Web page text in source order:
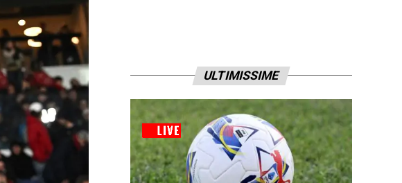
ULTIMISSIME